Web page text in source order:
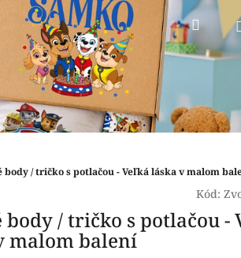
body / tričko s potlačou - Veľká láska v malom
Kód:
body / tričko s potlačou -
malom balení